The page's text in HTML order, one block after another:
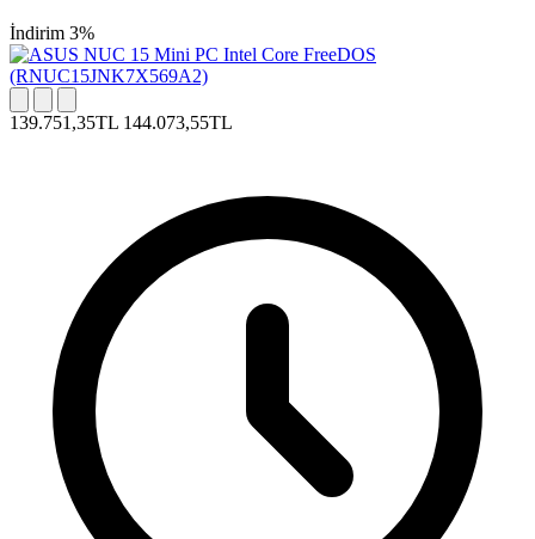
İndirim 3%
139.751,35TL 144.073,55TL